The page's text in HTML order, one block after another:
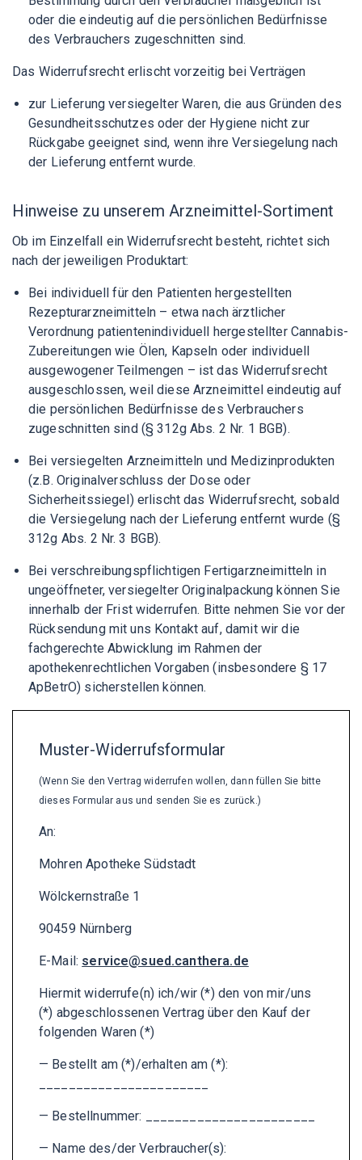
oder die eindeutig auf die persönlichen Bedürfnisse
des Verbrauchers zugeschnitten sind.
Das Widerrufsrecht erlischt vorzeitig bei Verträgen
zur Lieferung versiegelter Waren, die aus Gründen des
Gesundheitsschutzes oder der Hygiene nicht zur
Rückgabe geeignet sind, wenn ihre Versiegelung nach
der Lieferung entfernt wurde.
Hinweise zu unserem Arzneimittel-Sortiment
Ob im Einzelfall ein Widerrufsrecht besteht, richtet sich
nach der jeweiligen Produktart:
Bei individuell für den Patienten hergestellten
Rezepturarzneimitteln – etwa nach ärztlicher
Verordnung patientenindividuell hergestellter Cannabis-
Zubereitungen wie Ölen, Kapseln oder individuell
ausgewogener Teilmengen – ist das Widerrufsrecht
ausgeschlossen, weil diese Arzneimittel eindeutig auf
die persönlichen Bedürfnisse des Verbrauchers
zugeschnitten sind (§ 312g Abs. 2 Nr. 1 BGB).
Bei versiegelten Arzneimitteln und Medizinprodukten
(z.B. Originalverschluss der Dose oder
Sicherheitssiegel) erlischt das Widerrufsrecht, sobald
die Versiegelung nach der Lieferung entfernt wurde (§
312g Abs. 2 Nr. 3 BGB).
Bei verschreibungspflichtigen Fertigarzneimitteln in
ungeöffneter, versiegelter Originalpackung können Sie
innerhalb der Frist widerrufen. Bitte nehmen Sie vor der
Rücksendung mit uns Kontakt auf, damit wir die
fachgerechte Abwicklung im Rahmen der
apothekenrechtlichen Vorgaben (insbesondere § 17
ApBetrO) sicherstellen können.
Muster-Widerrufsformular
(Wenn Sie den Vertrag widerrufen wollen, dann füllen Sie bitte
dieses Formular aus und senden Sie es zurück.)
An:
Mohren Apotheke Südstadt
Wölckernstraße 1
90459 Nürnberg
E-Mail: service@sued.canthera.de
Hiermit widerrufe(n) ich/wir (*) den von mir/uns
(*) abgeschlossenen Vertrag über den Kauf der
folgenden Waren (*)
— Bestellt am (*)/erhalten am (*):
— Bestellnummer: _______________________
— Name des/der Verbraucher(s):